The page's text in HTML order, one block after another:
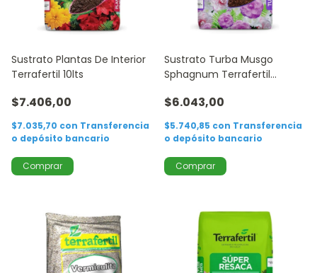
Sustrato Plantas De Interior
Terrafertil 10lts
$7.406,00
$7.035,70 con Transferencia
o depósito bancario
Sustrato Turba Musgo
Sphagnum Terrafertil
$6.043,00
$5.740,85 con Transferencia
o depósito bancario